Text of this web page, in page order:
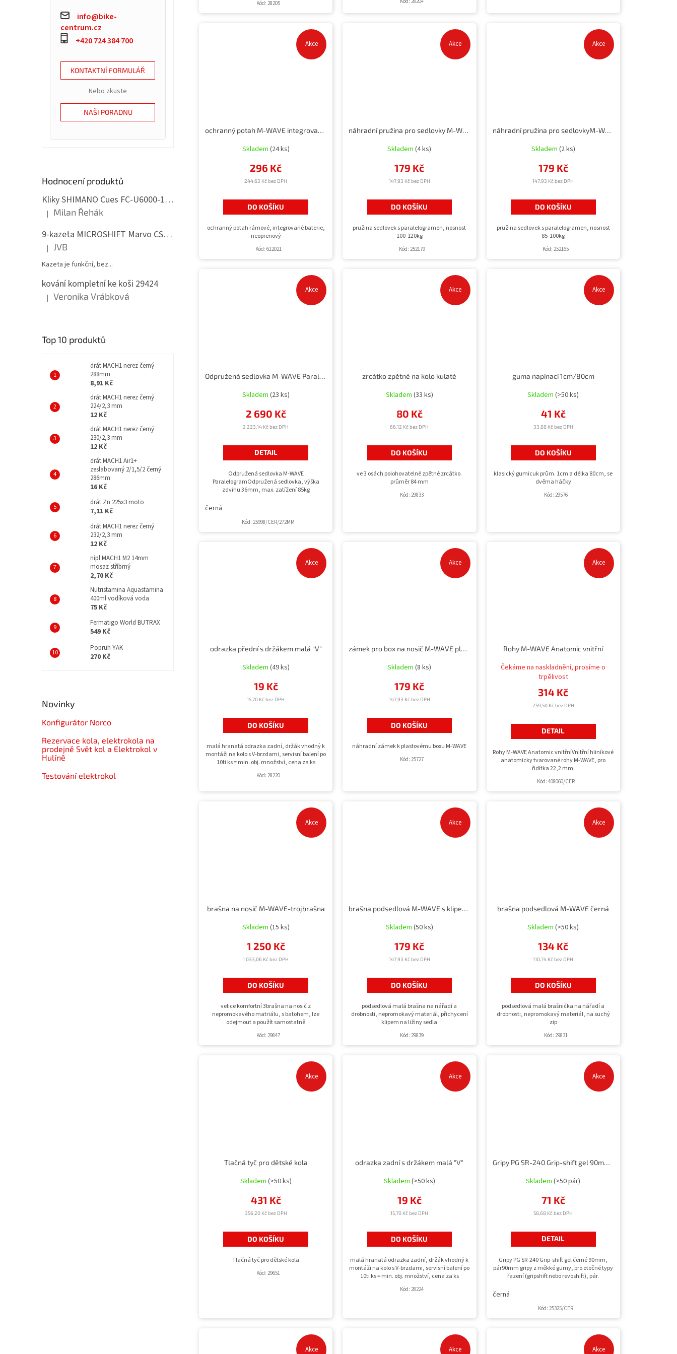
info@bike-
centrum.cz
+420 724 384 700
KONTAKTNÍ FORMULÁŘ
Nebo zkuste
NAŠI PORADNU
Hodnocení produktů
Kliky SHIMANO Cues FC-U6000-1, 175mm, 32 zubům, s ložisky, 11,10,9 speed
Hodnocení produktu je 5 z 5 hvězdiček.
| Milan Řehák
9-kazeta MICROSHIFT Marvo CS-H092 11-36 zubů
Hodnocení produktu je 5 z 5 hvězdiček.
| JVB
Kazeta je funkční, bez...
kování kompletní ke koši 29424
Hodnocení produktu je 5 z 5 hvězdiček.
| Veronika Vrábková
Top 10 produktů
drát MACH1 nerez černý
288mm
8,91 Kč
drát MACH1 nerez černý
224/2,3 mm
12 Kč
drát MACH1 nerez černý
230/2,3 mm
12 Kč
drát MACH1 Air1+
zeslabovaný 2/1,5/2 černý
286mm
16 Kč
drát Zn 225x3 moto
7,11 Kč
drát MACH1 nerez černý
232/2,3 mm
12 Kč
nipl MACH1 M2 14mm
mosaz stříbrný
2,70 Kč
Nutristamina Aquastamina
400ml vodíková voda
75 Kč
Fermatigo World BUTRAX
549 Kč
Popruh YAK
270 Kč
Novinky
Konfigurátor Norco
Rezervace kola, elektrokola na
prodejně Svět kol a Elektrokol v
Hulíně
Testování elektrokol
Kód:28205
Akce
ochranný potah M-WAVE integrované baterie pro E-bike
Skladem (24 ks)
244,63 Kč bez DPH
296 Kč
DO KOŠÍKU
ochranný potah rámové, integrované baterie,
neoprenový
Kód: 612021
Akce
náhradní pružina pro sedlovky M-WAVE s paralelogramem, 100-120kg
Skladem(4 ks)
147,93 Kč bez DPH
179 Kč
DO KOŠÍKU
pružina sedlovek s paralelogramen, nosnost
100-120kg
Kód: 252179
Akce
náhradní pružina pro sedlovkyM-WAVE s paralelogramem, 85-100kg
Skladem (2 ks)
147,93 Kč bez DPH
179 Kč
DO KOŠÍKU
pružina sedlovek s paralelogramen, nosnost
85-100kg
Kód:252165
Akce
Odpružená sedlovka M-WAVE Paralelogram
Skladem (23 ks)
2 223,14 Kč bez DPH
2 690 Kč
DETAIL
Odpružená sedlovka M-WAVE
ParalelogramOdpružená sedlovka, výška
zdvihu 36mm, max. zatížení 85kg
černá
Kód:25998/CER/272MM
Akce
zrcátko zpětné na kolo kulaté
Skladem (33 ks)
66,12 Kč bez DPH
80 Kč
DO KOŠÍKU
ve 3 osách polohovatelné zpětné zrcátko.
průměr 84 mm
Kód:29833
Akce
guma napínací 1cm/80cm
Skladem(>50 ks)
33,88 Kč bez DPH
41 Kč
DO KOŠÍKU
klasický gumicuk prům. 1cm a délka 80cm, se
dvěma háčky
Kód: 29576
Akce
odrazka přední s držákem malá "V"
Skladem (49 ks)
15,70 Kč bez DPH
19 Kč
DO KOŠÍKU
malá hranatá odrazka zadní, držák vhodný k
montáži na kolo s V-brzdami, servisní balení po
10ti ks = min. obj. množství, cena za ks
Kód:28220
Akce
zámek pro box na nosič M-WAVE plastový
Skladem(8 ks)
147,93 Kč bez DPH
179 Kč
DO KOŠÍKU
náhradní zámek k plastovému boxu M-WAVE
Kód:25727
Akce
Rohy M-WAVE Anatomic vnitřní
Čekáme na naskladnění, prosíme o
trpělivost
259,50 Kč bez DPH
314 Kč
DETAIL
Rohy M-WAVE Anatomic vnitřníVnitřní hliníkové
anatomicky tvarované rohy M-WAVE, pro
řidítka 22,2 mm.
Kód: 408060/CER
Akce
brašna na nosič M-WAVE-trojbrašna
Skladem (15 ks)
1 033,06 Kč bez DPH
1 250 Kč
DO KOŠÍKU
velice komfortní 3brašna na nosič z
nepromokavého matriálu, s batohem, lze
odejmout a použít samostatně
Kód:29847
Akce
brašna podsedlová M-WAVE s klipem černá
Skladem (50 ks)
147,93 Kč bez DPH
179 Kč
DO KOŠÍKU
podsedlová malá brašna na nářadí a
drobnosti, nepromokavý materiál, přichycení
klipem na ližiny sedla
Kód:29839
Akce
brašna podsedlová M-WAVE černá
Skladem(>50 ks)
110,74 Kč bez DPH
134 Kč
DO KOŠÍKU
podsedlová malá brašnička na nářadí a
drobnosti, nepromokavý materiál, na suchý
zip
Kód: 29831
Akce
Tlačná tyč pro dětské kola
Skladem (>50 ks)
356,20 Kč bez DPH
431 Kč
DO KOŠÍKU
Tlačná tyč pro dětské kola
Kód:29651
Akce
odrazka zadní s držákem malá "V"
Skladem (>50 ks)
15,70 Kč bez DPH
19 Kč
DO KOŠÍKU
malá hranatá odrazka zadní, držák vhodný k
montáži na kolo s V-brzdami, servisní balení po
10ti ks = min. obj. množství, cena za ks
Kód:28224
Akce
Gripy PG SR-240 Grip-shift gel 90mm, pár
Skladem(>50 pár)
58,68 Kč bez DPH
71 Kč
DETAIL
Gripy PG SR-240 Grip-shift gel černé 90mm,
pár90mm gripy z měkké gumy, pro otočné typy
řazení (gripshift nebo revoshift), pár.
černá
Kód:25325/CER
Akce Akce Akce